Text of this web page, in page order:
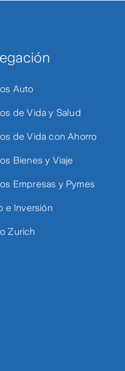
Auto
de Vida y Salud
de Vida con Ahorro
Bienes y Viaje
Empresas y Pymes
e Inversión
Zurich